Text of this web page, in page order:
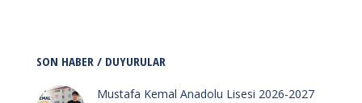
SON HABER / DUYURULAR
Mustafa Kemal Anadolu Lisesi 2026-2027